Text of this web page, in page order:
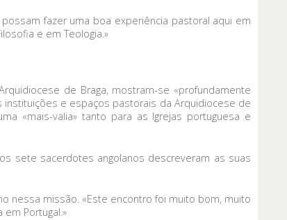
fazer uma boa experiência pastoral aqui em
e em Teologia.»
de Braga, mostram-se «profundamente
e espaços pastorais da Arquidiocese de
«mais-valia» tanto para as Igrejas portuguesa e
sete sacerdotes angolanos descreveram as suas
nessa missão. «Este encontro foi muito bom, muito
Portugal.»